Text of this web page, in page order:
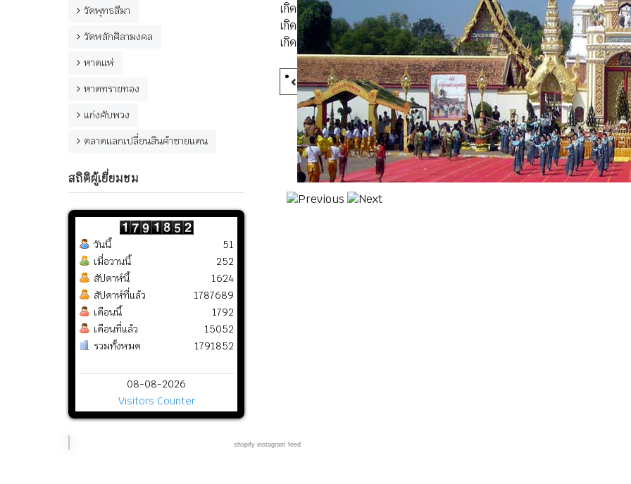
เกิดเดือน 10
คำปรารถนา
เกิดเดือน 11
ป่าแป้ว
คอบคานสี
เกิดเดือน 12
ตีกลองหลวง ป่าวเมืองกินเหล้า
Prev
วัดพุทธสีมา
วัดหลักศิลามงคล
หาดแห่
หาดทรายทอง
แก่งคับพวง
ตลาดแลกเปลี่ยนสินค้าชายแดน
สถิติผู้เยี่ยมชม
วันนี้
เมื่อวานนี้
สัปดาห์นี้
สัปดาห์ที่แล้ว
เดือนนี้
เดือนที่แล้ว
รวมทั้งหมด
51
252
1624
1787689
1792
15052
1791852
08-08-2026
Visitors Counter
shopify instagram feed